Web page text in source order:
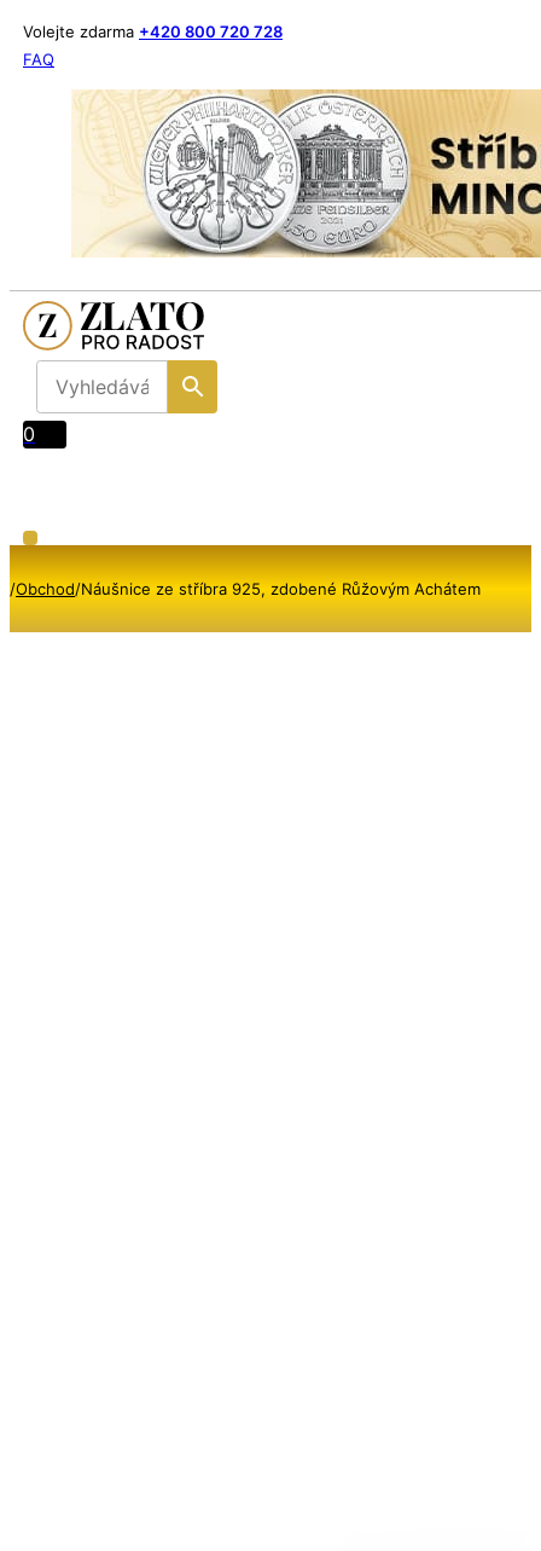
Volejte zdarma +420 800 720 728
FAQ
0
/Obchod/Náušnice ze stříbra 925, zdobené Růžovým Achátem